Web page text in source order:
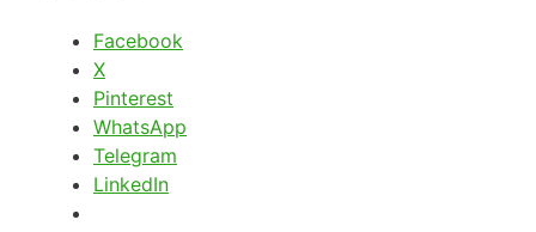
Facebook
X
Pinterest
WhatsApp
Telegram
LinkedIn